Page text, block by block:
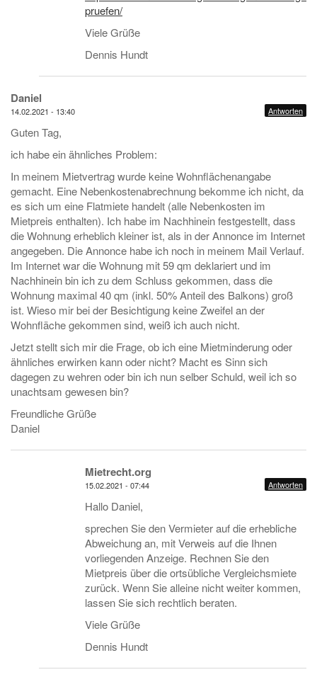
pruefen/
Viele Grüße
Dennis Hundt
Daniel
14.02.2021 - 13:40 Antworten
Guten Tag,
ich habe ein ähnliches Problem:
In meinem Mietvertrag wurde keine Wohnflächenangabe
gemacht. Eine Nebenkostenabrechnung bekomme ich nicht, da
es sich um eine Flatmiete handelt (alle Nebenkosten im
Mietpreis enthalten). Ich habe im Nachhinein festgestellt, dass
die Wohnung erheblich kleiner ist, als in der Annonce im Internet
angegeben. Die Annonce habe ich noch in meinem Mail Verlauf.
Im Internet war die Wohnung mit 59 qm deklariert und im
Nachhinein bin ich zu dem Schluss gekommen, dass die
Wohnung maximal 40 qm (inkl. 50% Anteil des Balkons) groß
ist. Wieso mir bei der Besichtigung keine Zweifel an der
Wohnfläche gekommen sind, weiß ich auch nicht.
Jetzt stellt sich mir die Frage, ob ich eine Mietminderung oder
ähnliches erwirken kann oder nicht? Macht es Sinn sich
dagegen zu wehren oder bin ich nun selber Schuld, weil ich so
unachtsam gewesen bin?
Freundliche Grüße
Daniel
Mietrecht.org
15.02.2021 - 07:44 Antworten
Hallo Daniel,
sprechen Sie den Vermieter auf die erhebliche
Abweichung an, mit Verweis auf die Ihnen
vorliegenden Anzeige. Rechnen Sie den
Mietpreis über die ortsübliche Vergleichsmiete
zurück. Wenn Sie alleine nicht weiter kommen,
lassen Sie sich rechtlich beraten.
Viele Grüße
Dennis Hundt